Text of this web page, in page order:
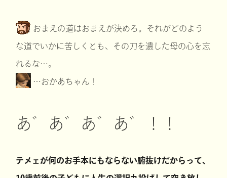
おまえの道はおまえが決めろ。それがどのよう
な道でいかに苦しくとも、その刀を遺した母の心を忘
れるな…。
…おかあちゃん！
あ゛あ゛あ゛あ゛！！
テメェが何のお手本にもならない腑抜けだからって、